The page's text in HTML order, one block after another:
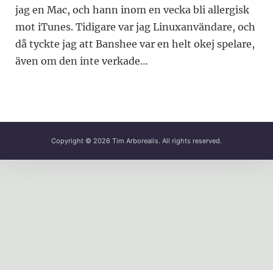
jag en Mac, och hann inom en vecka bli allergisk
mot iTunes. Tidigare var jag Linuxanvändare, och
då tyckte jag att Banshee var en helt okej spelare,
även om den inte verkade…
Copyright © 2026 Tim Arborealis. All rights reserved.